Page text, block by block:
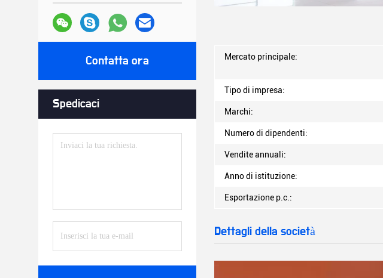
Contatta ora
Spedicaci
Mercato principale:
Tipo di impresa:
Marchi:
Numero di dipendenti:
Vendite annuali:
Anno di istituzione:
Esportazione p.c.:
Dettagli della società